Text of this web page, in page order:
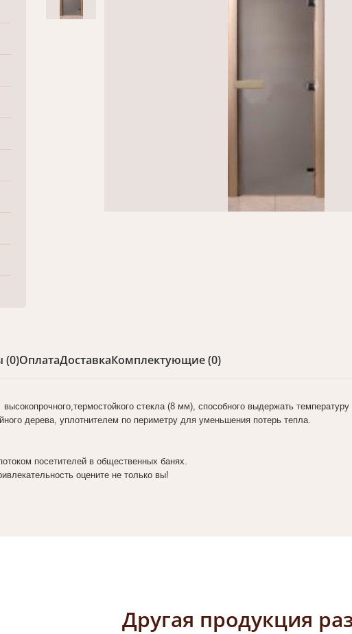
(0)ОплатаДоставкаКомплектующие (0)
стекла (8 мм), способного выдержать
дерева, уплотнителем по периметру для уменьшения потерь тепла.
посетителей в общественных банях.
оцените не только вы!
Другая продукция